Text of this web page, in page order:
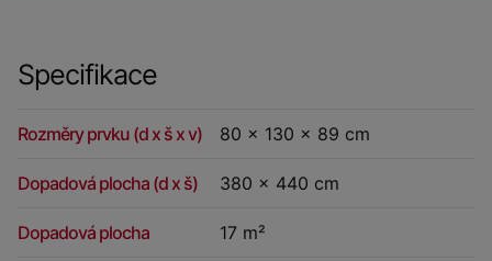
Specifikace
Rozměry prvku (d x š x v) 80 x 130 x 89 cm
Dopadová plocha (d x š) 380 x 440 cm
Dopadová plocha 17 m²